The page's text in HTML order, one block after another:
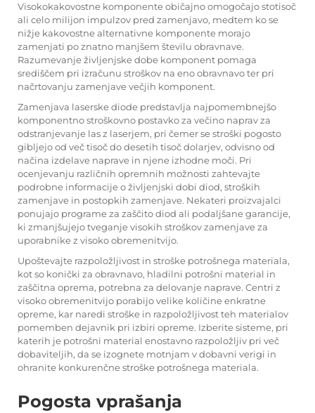
Visokokakovostne komponente običajno omogočajo stotisoč
ali celo milijon impulzov pred zamenjavo, medtem ko se
nižje kakovostne alternativne komponente morajo
zamenjati po znatno manjšem številu obravnave.
Razumevanje življenjske dobe komponent pomaga
središčem pri izračunu stroškov na eno obravnavo ter pri
načrtovanju zamenjave večjih komponent.
Zamenjava laserske diode predstavlja najpomembnejšo
komponentno stroškovno postavko za večino naprav za
odstranjevanje las z laserjem, pri čemer se stroški pogosto
gibljejo od več tisoč do desetih tisoč dolarjev, odvisno od
načina izdelave naprave in njene izhodne moči. Pri
ocenjevanju različnih opremnih možnosti zahtevajte
podrobne informacije o življenjski dobi diod, stroških
zamenjave in postopkih zamenjave. Nekateri proizvajalci
ponujajo programe za zaščito diod ali podaljšane garancije,
ki zmanjšujejo tveganje visokih stroškov zamenjave za
uporabnike z visoko obremenitvijo.
Upoštevajte razpoložljivost in stroške potrošnega materiala,
kot so konički za obravnavo, hladilni potrošni material in
zaščitna oprema, potrebna za delovanje naprave. Centri z
visoko obremenitvijo porabijo velike količine enkratne
opreme, kar naredi stroške in razpoložljivost teh materialov
pomemben dejavnik pri izbiri opreme. Izberite sisteme, pri
katerih je potrošni material enostavno razpoložljiv pri več
dobaviteljih, da se izognete motnjam v dobavni verigi in
ohranite konkurenčne stroške potrošnega materiala.
Pogosta vprašanja